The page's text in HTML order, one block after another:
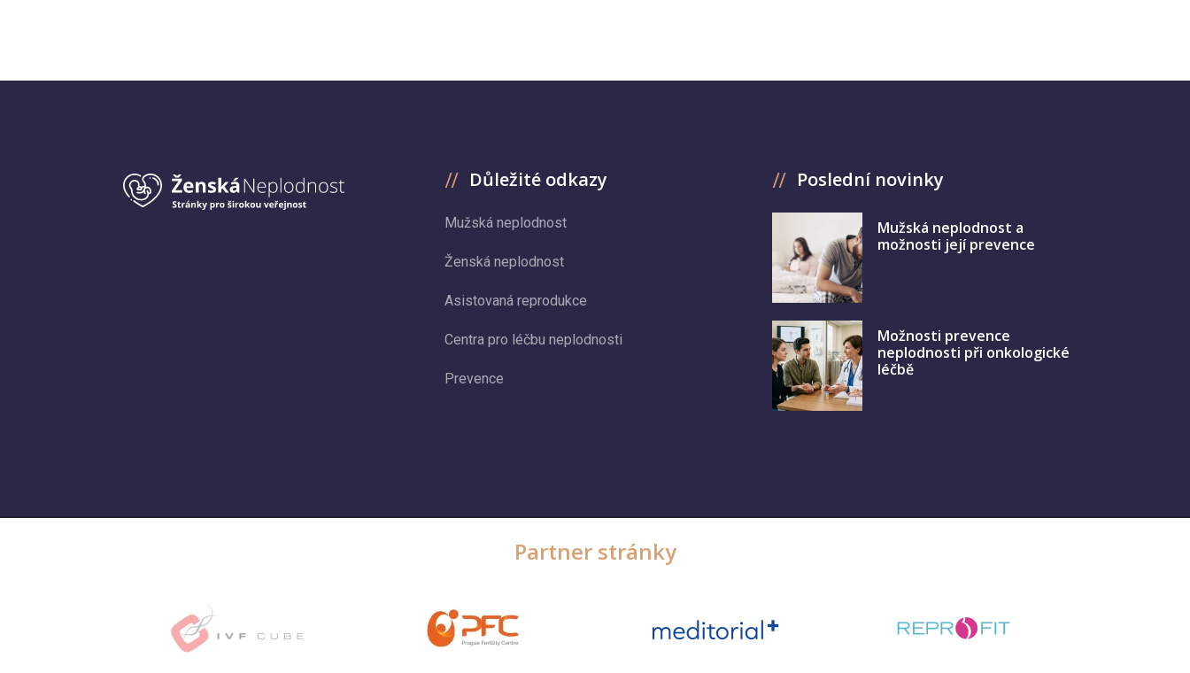
Důležité odkazy
Mužská neplodnost
Ženská neplodnost
Asistovaná reprodukce
Centra pro léčbu neplodnosti
Prevence
Poslední novinky
Mužská neplodnost a
možnosti její prevence
Možnosti prevence
neplodnosti při onkologické
léčbě
Partner stránky